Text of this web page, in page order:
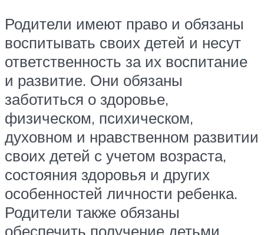
Родители имеют право и обязаны
воспитывать своих детей и несут
ответственность за их воспитание
и развитие. Они обязаны
заботиться о здоровье,
физическом, психическом,
духовном и нравственном развитии
своих детей с учетом возраста,
состояния здоровья и других
особенностей личности ребенка.
Родители также обязаны
обеспечить получение детьми